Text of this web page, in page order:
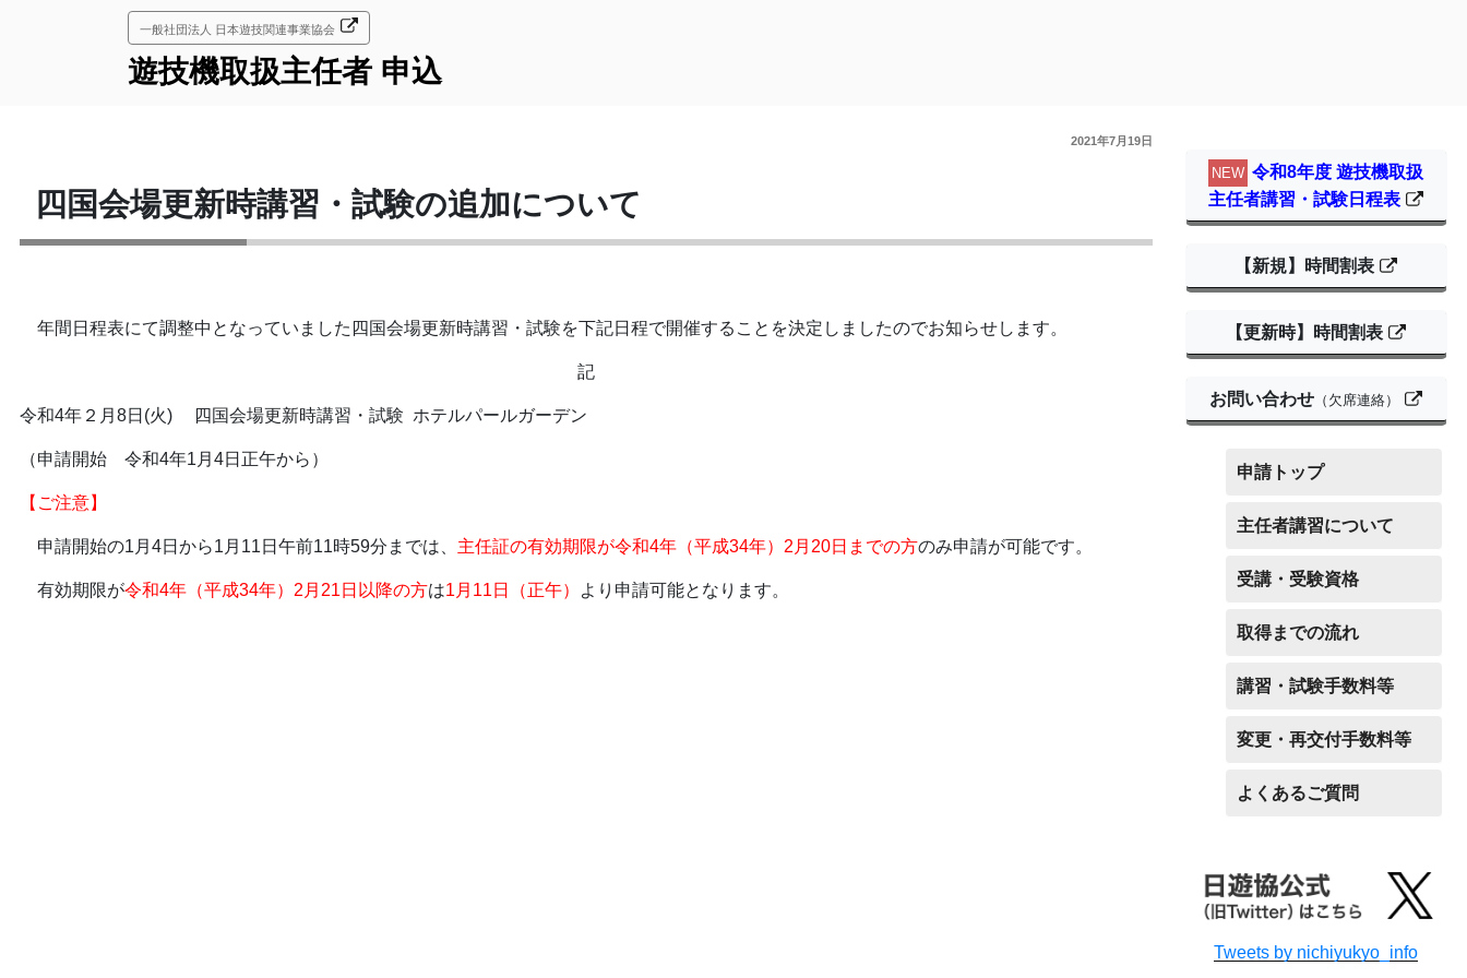
一般社団法人 日本遊技関連事業協会
遊技機取扱主任者 申込
2021年7月19日
四国会場更新時講習・試験の追加について
年間日程表にて調整中となっていました四国会場更新時講習・試験を下記日程で開催することを決定しましたのでお知らせします。
記
令和4年２月8日(火) 四国会場更新時講習・試験 ホテルパールガーデン
（申請開始 令和4年1月4日正午から）
【ご注意】
申請開始の1月4日から1月11日午前11時59分までは、 主任証の有効期限が令和4年（平成34年）2月20日までの方のみ申請が可能です。
有効期限が令和4年（平成34年）2月21日以降の方は1月11日（正午） より申請可能となります。
NEW 令和8年度 遊技機取扱
主任者講習・試験日程表
【新規】時間割表
【更新時】時間割表
お問い合わせ （欠席連絡）
申請トップ
主任者講習について
受講・受験資格
取得までの流れ
講習・試験手数料等
変更・再交付手数料等
よくあるご質問
Tweets by nichiyukyo_info